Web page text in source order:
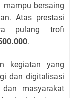
bersaing
Atas prestasi
pulang trofi
.
kegiatan yang
dan digitalisasi
masyarakat